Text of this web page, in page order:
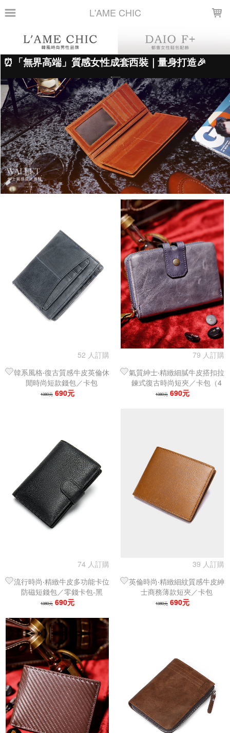
L'AME CHIC
上架時間 銷售件數 銷售價格
樣式尺寸篩選
全部樣式 棕 黑 1001-3深棕
1001-2深棕
1001-1深棕
英文-黑 英文-棕 拉鍊-黑
拉鍊-棕
咖啡
全部尺寸
篩選
52 人訂購
韓系風格‧復古質感牛皮英倫休
閒時尚短款錢包／卡包
1380元 690元
79 人訂購
氣質紳士‧精緻細膩牛皮搭扣拉
鍊式復古時尚短夾／卡包（4
色可選）
1380元 690元
74 人訂購
流行時尚‧精緻牛皮多功能卡位
防磁短錢包／零錢卡包-黑
1380元 690元
39 人訂購
英倫時尚‧精緻細紋質感牛皮紳
士商務薄款短夾／卡包
1380元 690元